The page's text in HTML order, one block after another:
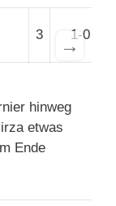
3 1-0
→
hinweg
etwas
Ende